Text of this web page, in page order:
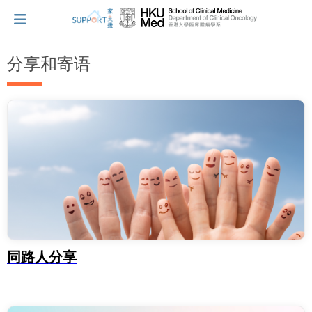
让我们与你并肩而行。
拥抱每刻，留住这爱。
轻松一下，充下电啦！
分享和寄语
同路人分享